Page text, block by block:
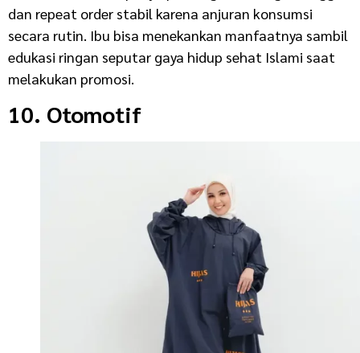
dan repeat order stabil karena anjuran konsumsi
secara rutin. Ibu bisa menekankan manfaatnya sambil
edukasi ringan seputar gaya hidup sehat Islami saat
melakukan promosi.
10. Otomotif